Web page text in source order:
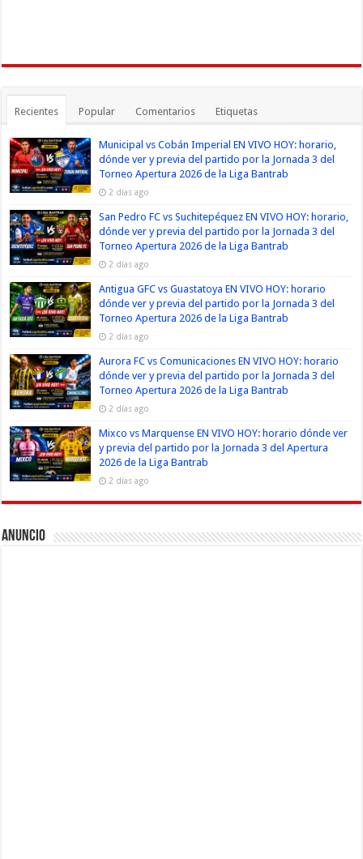
Recientes Popular Comentarios Etiquetas
Municipal vs Cobán Imperial EN VIVO HOY: horario,
dónde ver y previa del partido por la Jornada 3 del
Torneo Apertura 2026 de la Liga Bantrab
2 días ago
San Pedro FC vs Suchitepéquez EN VIVO HOY: horario,
dónde ver y previa del partido por la Jornada 3 del
Torneo Apertura 2026 de la Liga Bantrab
2 días ago
Antigua GFC vs Guastatoya EN VIVO HOY: horario
dónde ver y previa del partido por la Jornada 3 del
Torneo Apertura 2026 de la Liga Bantrab
2 días ago
Aurora FC vs Comunicaciones EN VIVO HOY: horario
dónde ver y previa del partido por la Jornada 3 del
Torneo Apertura 2026 de la Liga Bantrab
2 días ago
Mixco vs Marquense EN VIVO HOY: horario dónde ver
y previa del partido por la Jornada 3 del Apertura
2026 de la Liga Bantrab
2 días ago
Anuncio